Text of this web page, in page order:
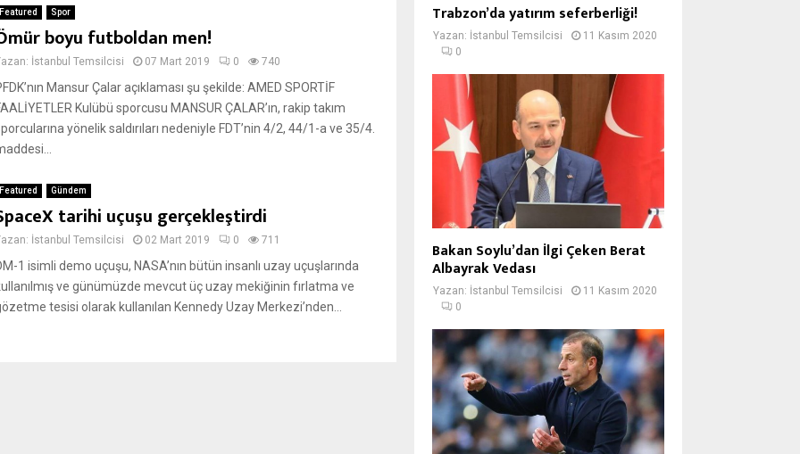
Featured Spor
boyu futboldan men!
İstanbul Temsilcisi 07 Mart 2019 0 740
Mansur Çalar açıklaması şu şekilde: AMED SPORTİF
Kulübü sporcusu MANSUR ÇALAR’ın, rakip takım
yönelik saldırıları nedeniyle FDT’nin 4/2, 44/1-a ve 35/4.
Featured Gündem
tarihi uçuşu gerçekleştirdi
İstanbul Temsilcisi 02 Mart 2019 0 711
1 isimli demo uçuşu, NASA’nın bütün insanlı uzay uçuşlarında
ve günümüzde mevcut üç uzay mekiğinin fırlatma ve
tesisi olarak kullanılan Kennedy Uzay Merkezi’nden...
Trabzon’da yatırım seferberliği!
Yazan: İstanbul Temsilcisi
11 Kasım 2020
0
Bakan Soylu’dan İlgi Çeken Berat
Albayrak Vedası
Yazan: İstanbul Temsilcisi
11 Kasım 2020
0